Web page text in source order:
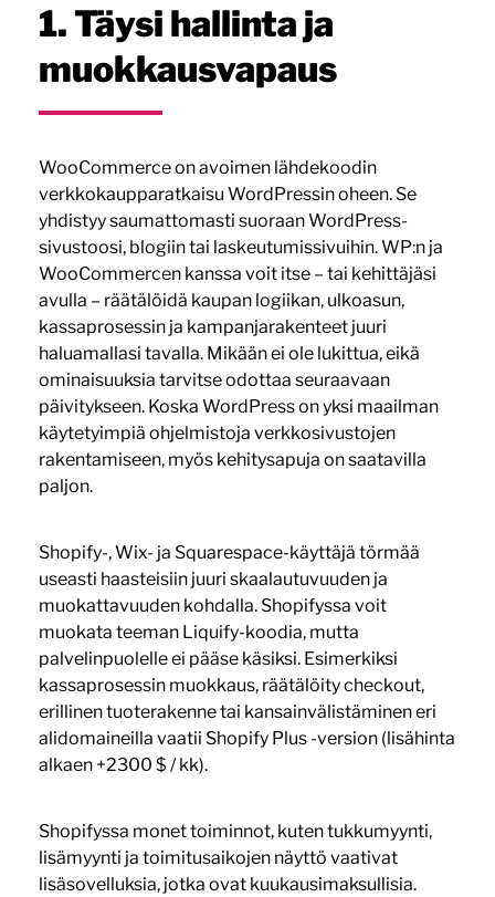
1. Täysi hallinta ja
muokkausvapaus
WooCommerce on avoimen lähdekoodin
verkkokaupparatkaisu WordPressin oheen. Se
yhdistyy saumattomasti suoraan WordPress-
sivustoosi, blogiin tai laskeutumissivuihin. WP:n ja
WooCommercen kanssa voit itse – tai kehittäjäsi
avulla – räätälöidä kaupan logiikan, ulkoasun,
kassaprosessin ja kampanjarakenteet juuri
haluamallasi tavalla. Mikään ei ole lukittua, eikä
ominaisuuksia tarvitse odottaa seuraavaan
päivitykseen. Koska WordPress on yksi maailman
käytetyimpiä ohjelmistoja verkkosivustojen
rakentamiseen, myös kehitysapuja on saatavilla
paljon.
Shopify-, Wix- ja Squarespace-käyttäjä törmää
useasti haasteisiin juuri skaalautuvuuden ja
muokattavuuden kohdalla. Shopifyssa voit
muokata teeman Liquify-koodia, mutta
palvelinpuolelle ei pääse käsiksi. Esimerkiksi
kassaprosessin muokkaus, räätälöity checkout,
erillinen tuoterakenne tai kansainvälistäminen eri
alidomaineilla vaatii Shopify Plus -version (lisähinta
alkaen +2300 $ / kk).
Shopifyssa monet toiminnot, kuten tukkumyynti,
lisämyynti ja toimitusaikojen näyttö vaativat
lisäsovelluksia, jotka ovat kuukausimaksullisia.